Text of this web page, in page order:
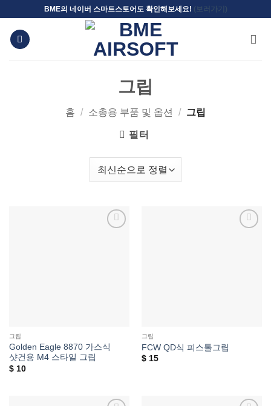
content
BME의 네이버 스마트스토어도 확인해보세요! (보러가기)
그립
홈 / 소총용 부품 및 옵션 / 그립
필터
그립
Golden Eagle 8870 가스식
샷건용 M4 스타일 그립
$10
그립
FCW QD식 피스톨그립
$15